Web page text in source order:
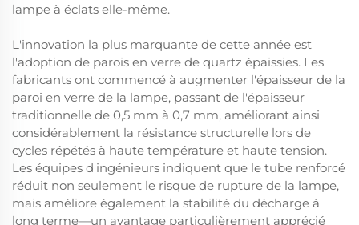
lampe à éclats elle-même.
L'innovation la plus marquante de cette année est
l'adoption de parois en verre de quartz épaissies. Les
fabricants ont commencé à augmenter l'épaisseur de la
paroi en verre de la lampe, passant de l'épaisseur
traditionnelle de 0,5 mm à 0,7 mm, améliorant ainsi
considérablement la résistance structurelle lors de
cycles répétés à haute température et haute tension.
Les équipes d'ingénieurs indiquent que le tube renforcé
réduit non seulement le risque de rupture de la lampe,
mais améliore également la stabilité du décharge à
long terme—un avantage particulièrement apprécié